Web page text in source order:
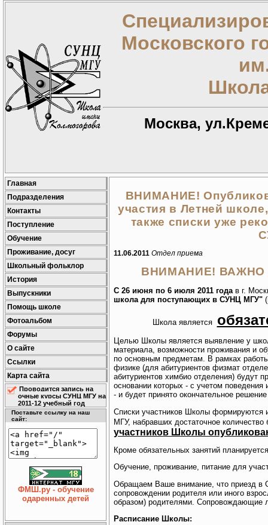
Московского
Москва,
Главная
Подразделения
Контакты
Поступление
Обучение
Проживание, досуг
Школьный фольклор
История
Выпускники
Помощь школе
Фотоальбом
Форумы
О сайте
Ссылки
Карта сайта
Проводится запись на
очные курсы СУНЦ МГУ на
2011-12 учебный год
Поставьте ссылку на наш
сайт:
ФМШ.ру - обучение
одаренных детей
ВНИМАНИЕ!
участия в Летней
также списки уже
11.06.2011 Отдел приема
ВНИМАНИЕ!
С 26 июня по 6 июля 2011 года в г.
школа для поступающих в СУНЦ МГУ"
Школа является
Целью Школы является выявление у
материала, возможности проживания и
по основным предметам. В рамках
физике (для абитуриентов физмат
абитуриентов химбио отделения) будут
основании которых - с учетом
- и будет принято окончательное
Списки участников Школы формируются
МГУ, набравших достаточное
участников Школы
Кроме обязательных занятий
Обучение, проживание, питание для
Обращаем Ваше внимание, что приезд
сопровождении родителя или иного
образом) родителями. Сопровождающие
Расписание Школы: